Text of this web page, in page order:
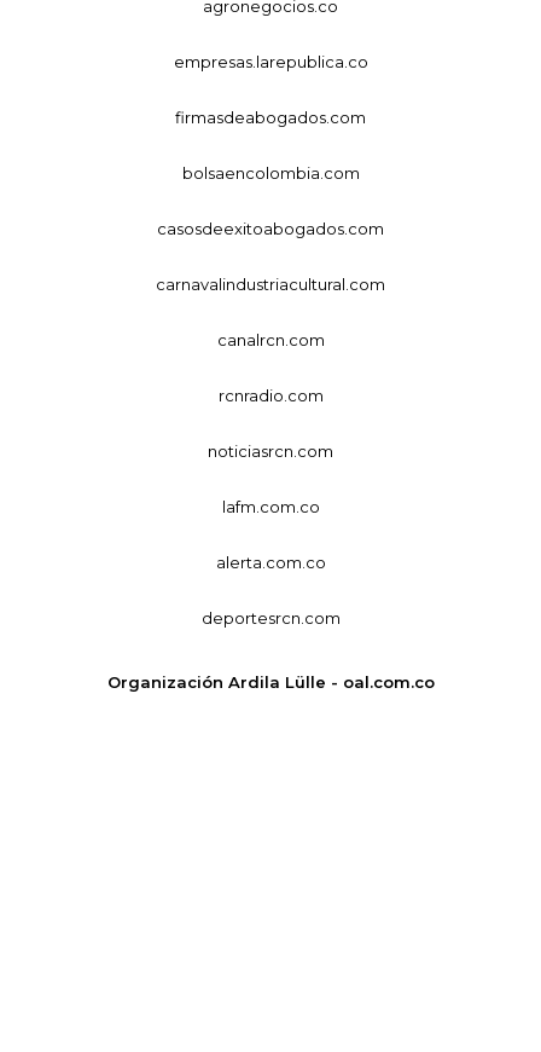
agronegocios.co
empresas.larepublica.co
firmasdeabogados.com
bolsaencolombia.com
casosdeexitoabogados.com
carnavalindustriacultural.com
canalrcn.com
rcnradio.com
noticiasrcn.com
lafm.com.co
alerta.com.co
deportesrcn.com
Organización Ardila Lülle - oal.com.co